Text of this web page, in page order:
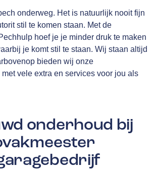
onderweg. Het is natuurlijk nooit fijn
stil te komen staan. Met de
hoef je je minder druk te maken
je komt stil te staan. Wij staan altijd
bieden wij onze
vele extra en services voor jou als
onderhoud bij